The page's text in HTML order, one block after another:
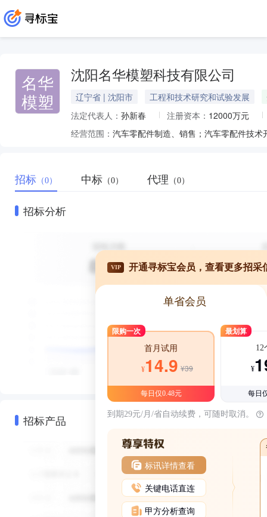
名华
模塑
沈阳名华模塑科技有限公司
辽宁省 | 沈阳市 工程和技术研究和试验发展
法定代表人： 孙新春 注册资本： 12000万元
经营范围： 汽车零配件制造、销售；汽车零配件技
招标 （0） 中标 （0） 代理 （0）
招标分析
招标产品
VIP 开通寻标宝会员，查看更多招采
单省会员
限购一次
首月试用
¥14.9 ¥39
每日仅0.48元
最划算
12
¥
每日
到期29元/月/省自动续费，可随时取消。
标讯详情查看
关键电话直连
甲方分析查询